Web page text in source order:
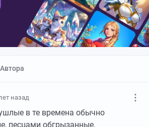
Автора
назад
в те времена обычно
песцами обгрызанные.